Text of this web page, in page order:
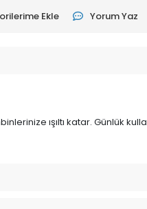
Ekle Yorum Yaz
ışıltı katar.